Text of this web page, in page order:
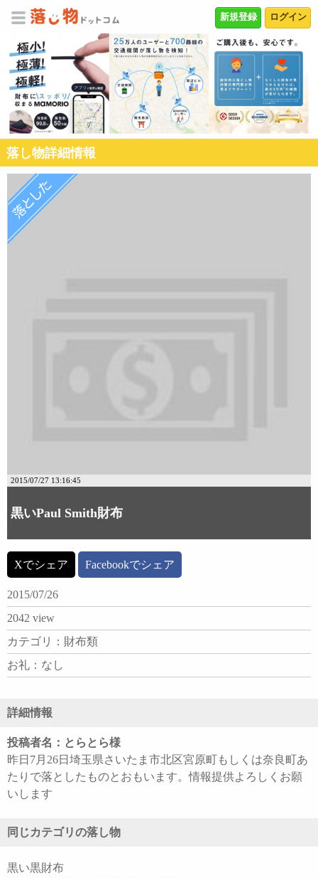
ログイン
新規登録
落し物詳細情報
2015/07/27 13:16:45
黒いPaul Smith財布
Xでシェア Facebookでシェア
2015/07/26
2042 view
カテゴリ：財布類
お礼：なし
詳細情報
投稿者名：とらとら様
昨日7月26日埼玉県さいたま市北区宮原町もしくは奈良町あ
たりで落としたものとおもいます。情報提供よろしくお願
いします
同じカテゴリの落し物
黒い黒財布